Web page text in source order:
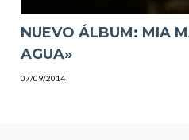
NUEVO ÁLBUM: MIA
AGUA»
07/09/2014